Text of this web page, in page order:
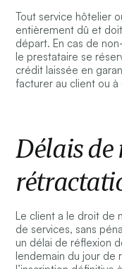
Tout service hôtelier
entièrement dû et
départ. En cas de
le prestataire se
crédit laissée en
facturer au client ou à
Délais de
Le client a le droit de
de services, sans
un délai de réflexion
lendemain du jour